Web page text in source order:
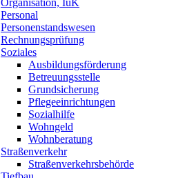
Organisation, IuK
Personal
Personenstandswesen
Rechnungsprüfung
Soziales
Ausbildungsförderung
Betreuungsstelle
Grundsicherung
Pflegeeinrichtungen
Sozialhilfe
Wohngeld
Wohnberatung
Straßenverkehr
Straßenverkehrsbehörde